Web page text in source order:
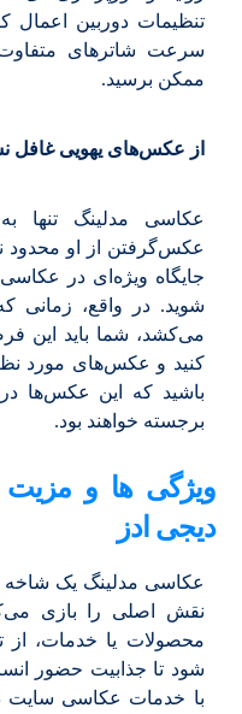
تنظیمات دوربین اعمال
سرعت‌ شاترهای متفاوت
ممکن برسید.
از عکس‌های یهویی غافل
عکاسی مدلینگ
عکس‌گرفتن از او
جایگاه ویژه‌ای در عکاسی
شوید. در واقع،
می‌کشد، شما باید این
کنید و عکس‌های مورد
باشید که این عکس‌ها
برجسته خواهند بود.
ویژگی ها و مزیت
دیجی ادز
عکاسی مدلینگ یک شاخه
نقش اصلی را بازی
محصولات یا خدمات، از
شود تا جذابیت حضور
با خدمات عکاسی سایت